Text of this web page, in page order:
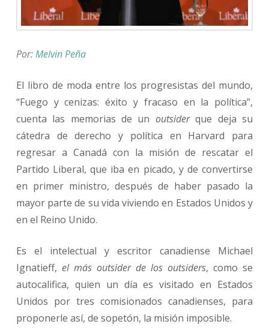
Por:Melvin Peña
El libro de moda entre los progresistas del mundo,
“Fuego y cenizas: éxito y fracaso en la política”,
cuenta las memorias de un outsiderque deja su
cátedra de derecho y política en Harvard para
regresar a Canadá con la misión de rescatar el
Partido Liberal, que iba en picado, y de convertirse
en primer ministro, después de haber pasado la
mayor parte de su vida viviendo en Estados Unidos y
en el Reino Unido.
Es el intelectual y escritor canadiense Michael
Ignatieff, el más outsider de los outsiders, como se
autocalifica, quien un día es visitado en Estados
Unidos por tres comisionados canadienses, para
proponerle así, de sopetón, la misión imposible.